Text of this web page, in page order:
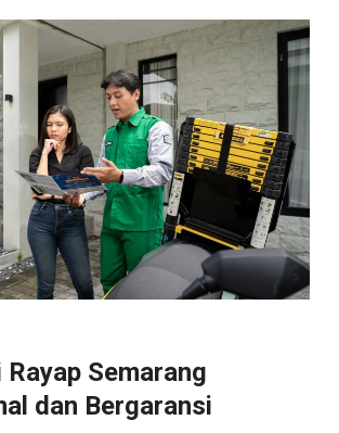
Semarang
dan Bergaransi